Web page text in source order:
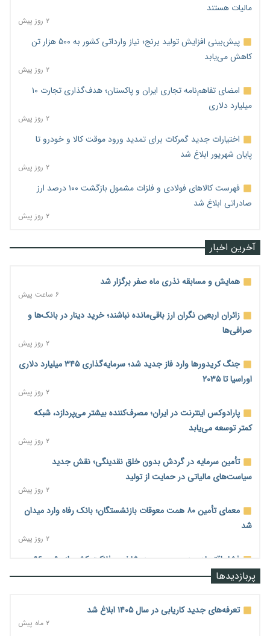
مالیات هستند
۲ روز پیش
پیش‌بینی افزایش تولید برنج؛ نیاز وارداتی کشور به ۵۰۰ هزار تن
کاهش می‌یابد
۲ روز پیش
امضای تفاهم‌نامه تجاری ایران و پاکستان؛ هدف‌گذاری تجارت ۱۰
میلیارد دلاری
۲ روز پیش
اختیارات جدید گمرکات برای تمدید ورود موقت کالا و خودرو تا
پایان شهریور ابلاغ شد
۲ روز پیش
فهرست کالاهای فولادی و فلزات مشمول بازگشت ۱۰۰ درصد ارز
صادراتی ابلاغ شد
۲ روز پیش
آخرین اخبار
همایش و مسابقه نذری ماه صفر برگزار شد
۶ ساعت پیش
زائران اربعین نگران ارز باقی‌مانده نباشند؛ خرید دینار در بانک‌ها و
صرافی‌ها
۲ روز پیش
جنگ کریدورها وارد فاز جدید شد؛ سرمایه‌گذاری ۳۴۵ میلیارد دلاری
اوراسیا تا ۲۰۳۵
۲ روز پیش
پارادوکس اینترنت در ایران؛ مصرف‌کننده بیشتر می‌پردازد، شبکه
کمتر توسعه می‌یابد
۲ روز پیش
تأمین سرمایه در گردش بدون خلق نقدینگی؛ نقش جدید
سیاست‌های مالیاتی در حمایت از تولید
۲ روز پیش
معمای تأمین ۸۰ همت معوقات بازنشستگان؛ بانک رفاه وارد میدان
شد
۲ روز پیش
فشار اقتصادی در مسیر صعود؛ شاخص فلاکت کشور از ۹۰ به ۹۶
درصد رسید
رشد ۷۵ هزار میلیاردی بازار خرید اعتباری؛ فین‌تک‌ها وارد میدان
پربازدیدها
تعرفه‌های جدید کاریابی در سال ۱۴۰۵ ابلاغ شد
۲ ماه پیش